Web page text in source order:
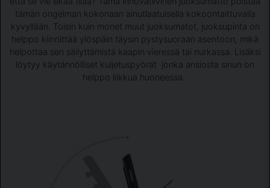
tämän ongelman kokonaan ainutlaatuisella kokoontaittuvalla
kyvyllään. Toisin kuin monet muut juoksumatot, juoksupinta on
helppo kiinnittää ylöspäin täysin pystysuoraan asentoon, mikä
helpottaa sen säilyttämistä kaapin vieressä tai nurkassa. Lisäksi
löytyy käytännölliset kuljetuspyörät jonka ansiosta sinun on
helppo liikkua huoneessa.